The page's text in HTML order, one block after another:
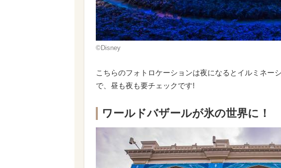
©Disney
こちらのフォトロケーションは夜になるとイルミネー
で、昼も夜も要チェックです!
ワールドバザールが氷の世界に！